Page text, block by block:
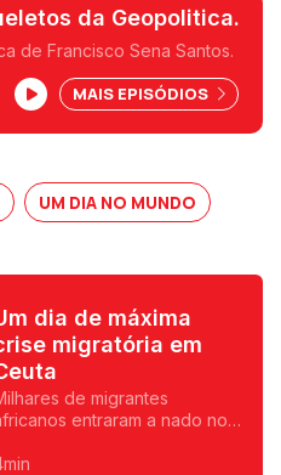
da Geopolitica.
de Francisco Sena Santos.
MAIS EPISÓDIOS
UM DIA NO MUNDO
dia de máxima
migratória em
de migrantes
entraram a nado no
espanhol. Fica
uma chantagem